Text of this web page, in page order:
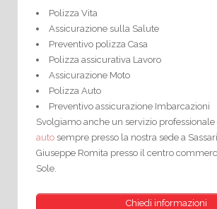
Polizza Vita
Assicurazione sulla Salute
Preventivo polizza Casa
Polizza assicurativa Lavoro
Assicurazione Moto
Polizza Auto
Preventivo assicurazione Imbarcazioni
Svolgiamo anche un servizio professionale
auto sempre presso la nostra sede a
Giuseppe Romita presso il centro
Sole.
Chiedi informazioni